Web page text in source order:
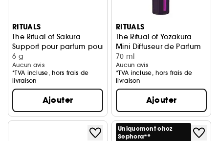
RITUALS
The Ritual of Sakura
Support pour parfum pour voiture + 2 recharges
6 g
Aucun avis
*TVA incluse, hors frais de
livraison
Ajouter
RITUALS
The Ritual of Yozakura
Mini Diffuseur de Parfum
70 ml
Aucun avis
*TVA incluse, hors frais de
livraison
Ajouter
Uniquement chez
Sephora**